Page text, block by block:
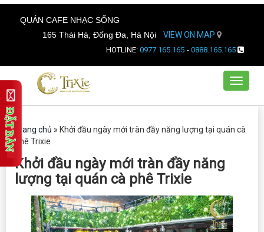
QUÁN CAFE NHẠC SỐNG
165 Thái Hà, Đống Đa, Hà Nội
VIEW ON MAP
HOTLINE: 0977.165.165 - 0888.165.165
Toggle
Trang chủ » Khởi đầu ngày mới tràn đầy năng lượng tại quán cà
phê Trixie
Khởi đầu ngày mới tràn đầy năng
lượng tại quán cà phê Trixie